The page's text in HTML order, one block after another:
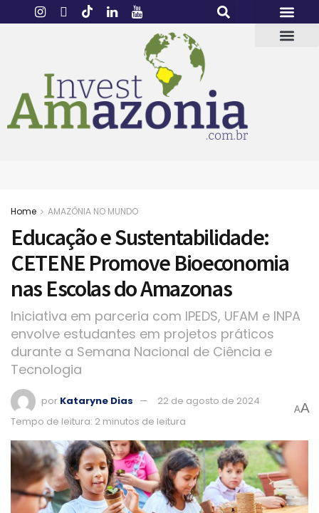
Home AMAZÔNIA NO MUNDO
Educação e Sustentabilidade:
CETENE Promove Bioeconomia
nas Escolas do Amazonas
Iniciativa em parceria com IPEDS, UFAM e INPA
envolve estudantes em projetos práticos
durante a Semana Nacional de Ciência e
Tecnologia
por Kataryne Dias
22 de agosto de 2024
Tempo de leitura: 2 minutos de leitura
AA